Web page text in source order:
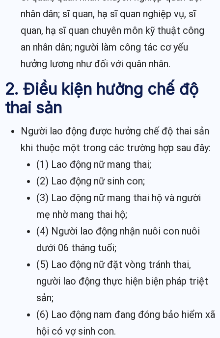
nhân dân; sĩ quan, hạ sĩ quan nghiệp vụ, sĩ
quan, hạ sĩ quan chuyên môn kỹ thuật công
an nhân dân; người làm công tác cơ yếu
hưởng lương như đối với quân nhân.
2. Điều kiện hưởng chế độ
thai sản
Người lao động được hưởng chế độ thai sản
khi thuộc một trong các trường hợp sau đây:
(1) Lao động nữ mang thai;
(2) Lao động nữ sinh con;
(3) Lao động nữ mang thai hộ và người
mẹ nhờ mang thai hộ;
(4) Người lao động nhận nuôi con nuôi
dưới 06 tháng tuổi;
(5) Lao động nữ đặt vòng tránh thai,
người lao động thực hiện biện pháp triệt
sản;
(6) Lao động nam đang đóng bảo hiểm xã
hội có vợ sinh con.